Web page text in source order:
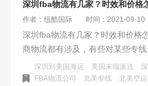
深圳fba物流有几家？时效和价格
作者：纽酷国际 时间：2021-09-10
深圳fba物流有几家？时效和价格
商物流都有涉及，有些对某些专线
如专门走北美专线的，北美空运
走欧洲的空、海、铁路运输要么价
深圳到美国海运 美国末端派送
FBA物流公司
北美专线 北美空运